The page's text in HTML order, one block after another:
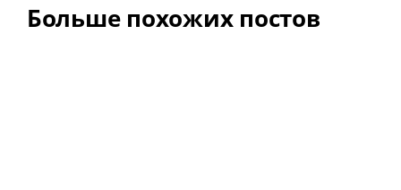
Больше похожих постов